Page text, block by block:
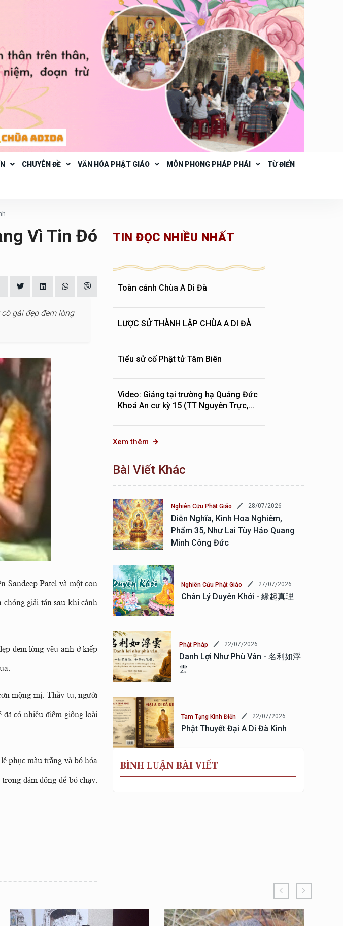
CHUYÊN ĐỀ VĂN HÓA PHẬT GIÁO MÔN PHONG PHÁP PHÁI TỪ ĐIỂN
Vì Tin Đó
gái đẹp đem lòng
Sandeep Patel và một con
giải tán sau khi cảnh
đem lòng yêu anh ở kiếp
mộng mị. Thầy tu, người
có nhiều điểm giống loài
phục màu trắng và bó hóa
đám đông để bỏ chạy.
TIN ĐỌC NHIỀU NHẤT
Toàn cảnh Chùa A Di Đà
LƯỢC SỬ THÀNH LẬP CHÙA A DI ĐÀ
Tiểu sử cố Phật tử Tâm Biên
Video: Giảng tại trường hạ Quảng Đức
Khoá An cư kỳ 15 (TT Nguyên Trực,...
Xem thêm
Bài Viết Khác
Nghiên Cứu Phật Giáo 28/07/2026
Diễn Nghĩa, Kinh Hoa Nghiêm,
Phẩm 35, Như Lai Tùy Hảo Quang
Minh Công Đức
Nghiên Cứu Phật Giáo 27/07/2026
Chân Lý Duyên Khởi - 緣起真理
Phật Pháp 22/07/2026
Danh Lợi Như Phù Vân - 名利如浮
雲
Tam Tạng Kinh Điển 22/07/2026
Phật Thuyết Đại A Di Đà Kinh
BÌNH LUẬN BÀI VIẾT